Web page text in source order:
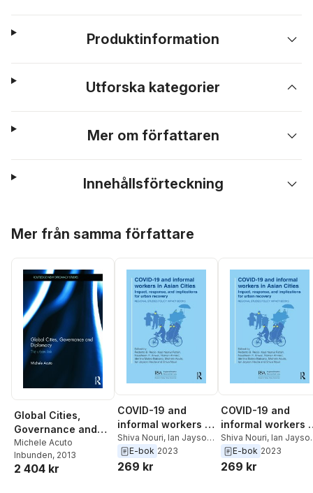
Produktinformation
Utforska kategorier
Mer om författaren
Innehållsförteckning
Mer från samma författare
Global Cities,
Governance and
Diplomacy
Michele Acuto
Inbunden, 2013
2 404 kr
COVID-19 and
informal workers in
Asian cities
Shiva Nouri, Ian Jayson
Hecita,Michele Acuto
Iderlina Mateo-
E-bok 2023
269 kr
COVID-19 and
informal workers
Asian cities
Shiva Nouri, Ian
Hecita,Michele Acuto
Iderlina Mateo-
E-bok 2023
269 kr